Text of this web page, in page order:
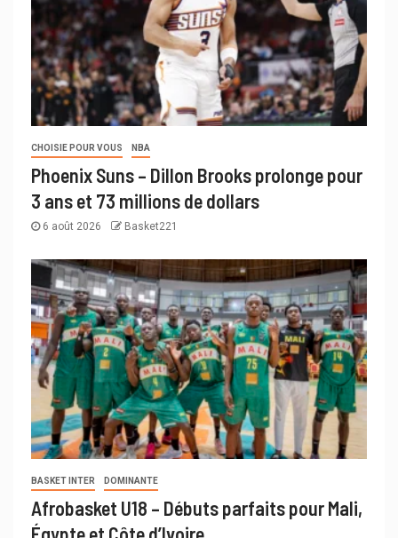
CHOISIE POUR VOUS NBA
Phoenix Suns – Dillon Brooks prolonge pour
3 ans et 73 millions de dollars
6 août 2026 Basket221
BASKET INTER DOMINANTE
Afrobasket U18 – Débuts parfaits pour Mali,